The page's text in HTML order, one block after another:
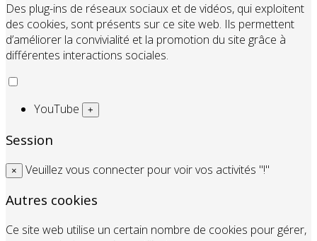
Des plug-ins de réseaux sociaux et de vidéos, qui exploitent
des cookies, sont présents sur ce site web. Ils permettent
d’améliorer la convivialité et la promotion du site grâce à
différentes interactions sociales.
YouTube +
Session
× Veuillez vous connecter pour voir vos activités "!"
Autres cookies
Ce site web utilise un certain nombre de cookies pour gérer,